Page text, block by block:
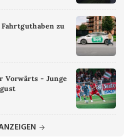
zu
Vorwärts - Junge